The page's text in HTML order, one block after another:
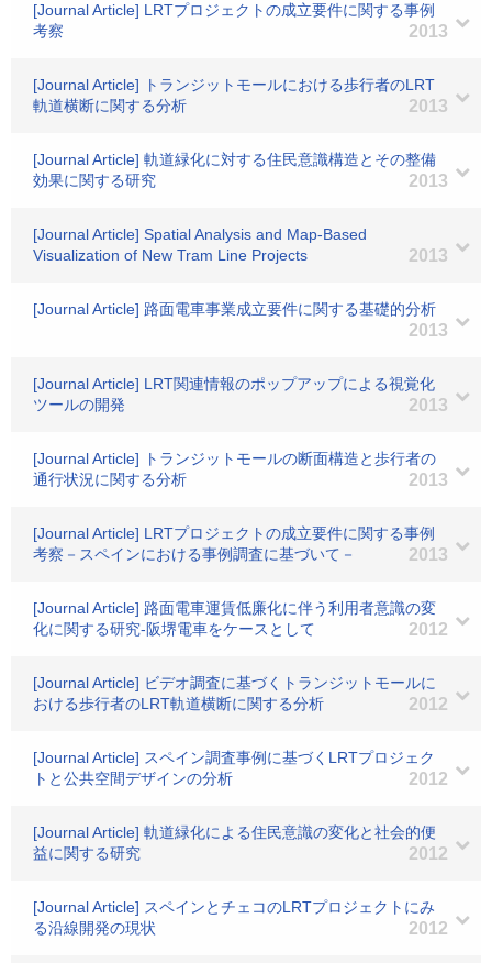
[Journal Article] LRTプロジェクトの成立要件に関する事例
考察
2013
[Journal Article] トランジットモールにおける歩行者のLRT
軌道横断に関する分析
2013
[Journal Article] 軌道緑化に対する住民意識構造とその整備
効果に関する研究
2013
[Journal Article] Spatial Analysis and Map-Based
Visualization of New Tram Line Projects
2013
[Journal Article] 路面電車事業成立要件に関する基礎的分析
2013
[Journal Article] LRT関連情報のポップアップによる視覚化
ツールの開発
2013
[Journal Article] トランジットモールの断面構造と歩行者の
通行状況に関する分析
2013
[Journal Article] LRTプロジェクトの成立要件に関する事例
考察－スペインにおける事例調査に基づいて－
2013
[Journal Article] 路面電車運賃低廉化に伴う利用者意識の変
化に関する研究-阪堺電車をケースとして
2012
[Journal Article] ビデオ調査に基づくトランジットモールに
おける歩行者のLRT軌道横断に関する分析
2012
[Journal Article] スペイン調査事例に基づくLRTプロジェク
トと公共空間デザインの分析
2012
[Journal Article] 軌道緑化による住民意識の変化と社会的便
益に関する研究
2012
[Journal Article] スペインとチェコのLRTプロジェクトにみ
る沿線開発の現状
2012